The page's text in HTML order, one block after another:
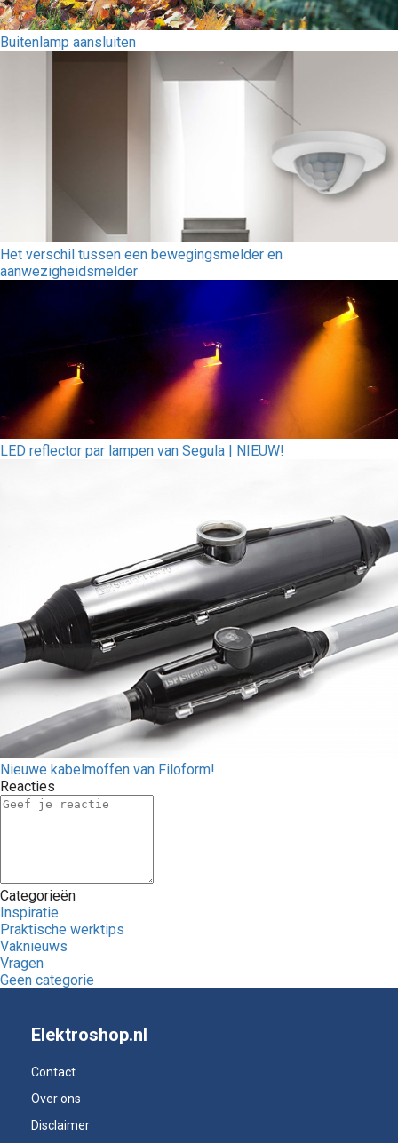
Buitenlamp aansluiten
Het verschil tussen een bewegingsmelder en
aanwezigheidsmelder
LED reflector par lampen van Segula | NIEUW!
Nieuwe kabelmoffen van Filoform!
Reacties
Categorieën
Inspiratie
Praktische werktips
Vaknieuws
Vragen
Geen categorie
Elektroshop.nl
Contact
Over ons
Disclaimer